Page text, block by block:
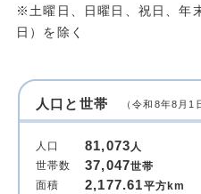
※土曜日、日曜日、祝日、年
日）を除く
人口と世帯 （令和8年8月1
人口 81,073人
世帯数
37,047世帯
面積
2,177.61平方km